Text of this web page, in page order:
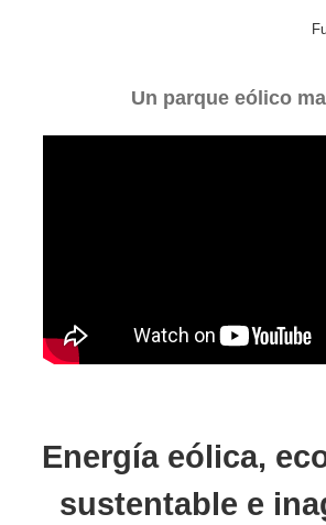
Un parque eólico
Energía eólica,
sustentable e